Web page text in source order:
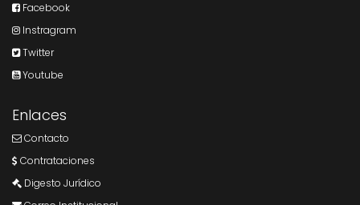
Facebook
Instragram
Twitter
Youtube
Enlaces
Contacto
Contrataciones
Digesto Jurídico